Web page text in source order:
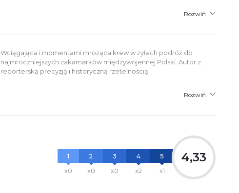
Rozwiń
Wciągająca i momentami mrożąca krew w żyłach podróż do
najmroczniejszych zakamarków międzywojennej Polski. Autor z
reporterską precyzją i historyczną rzetelnością
Rozwiń
1
x0
2
x0
3
x0
4
x2
5
x1
4,33